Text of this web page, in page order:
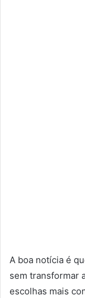
A boa notícia é
sem transformar
escolhas mais